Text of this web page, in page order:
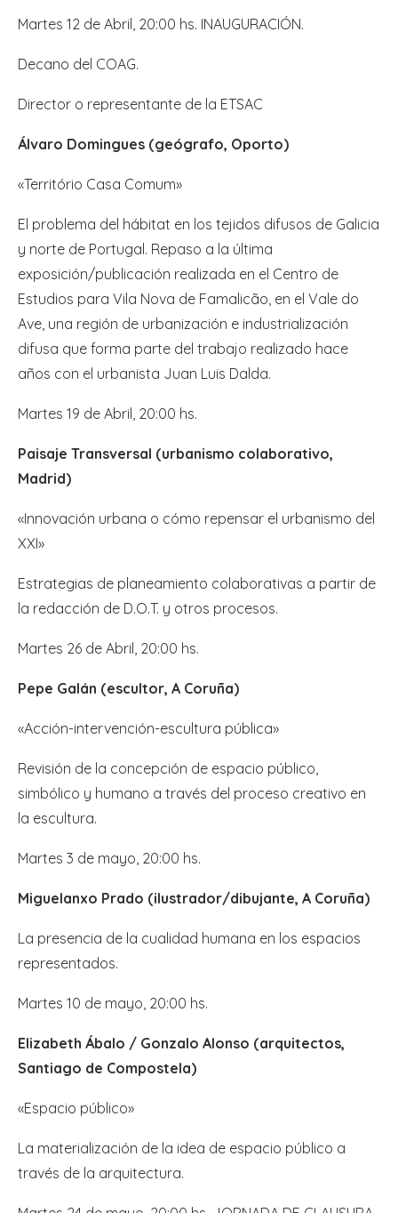
Martes 12 de Abril, 20:00 hs. INAUGURACIÓN.
Decano del COAG.
Director o representante de la ETSAC
Álvaro Domingues (geógrafo, Oporto)
«Território Casa Comum»
El problema del hábitat en los tejidos difusos de Galicia
y norte de Portugal. Repaso a la última
exposición/publicación realizada en el Centro de
Estudios para Vila Nova de Famalicão, en el Vale do
Ave, una región de urbanización e industrialización
difusa que forma parte del trabajo realizado hace
años con el urbanista Juan Luis Dalda.
Martes 19 de Abril, 20:00 hs.
Paisaje Transversal (urbanismo colaborativo,
Madrid)
«Innovación urbana o cómo repensar el urbanismo del
XXI»
Estrategias de planeamiento colaborativas a partir de
la redacción de D.O.T. y otros procesos.
Martes 26 de Abril, 20:00 hs.
Pepe Galán (escultor, A Coruña)
«Acción-intervención-escultura pública»
Revisión de la concepción de espacio público,
simbólico y humano a través del proceso creativo en
la escultura.
Martes 3 de mayo, 20:00 hs.
Miguelanxo Prado (ilustrador/dibujante, A Coruña)
La presencia de la cualidad humana en los espacios
representados.
Martes 10 de mayo, 20:00 hs.
Elizabeth Ábalo / Gonzalo Alonso (arquitectos,
Santiago de Compostela)
«Espacio público»
La materialización de la idea de espacio público a
través de la arquitectura.